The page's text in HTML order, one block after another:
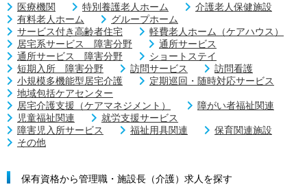
医療機関 特別養護老人ホーム
介護老人保健施設
有料老人ホーム
グループホーム
サービス付き高齢者住宅
軽費老人ホーム（ケアハウス）
居宅系サービス 障害分野
通所サービス
通所サービス 障害分野
ショートステイ
短期入所 障害分野
訪問サービス
訪問看護
小規模多機能型居宅介護
定期巡回・随時対応サービス
地域包括ケアセンター
居宅介護支援（ケアマネジメント）
障がい者福祉関連
児童福祉関連
就労支援サービス
障害児入所サービス
福祉用具関連
保育関連施設
その他
保有資格から管理職・施設長（介護）求人を探す